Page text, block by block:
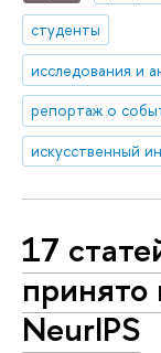
студенты
исследования и
репортаж о
искусственный
17
NeurIPS